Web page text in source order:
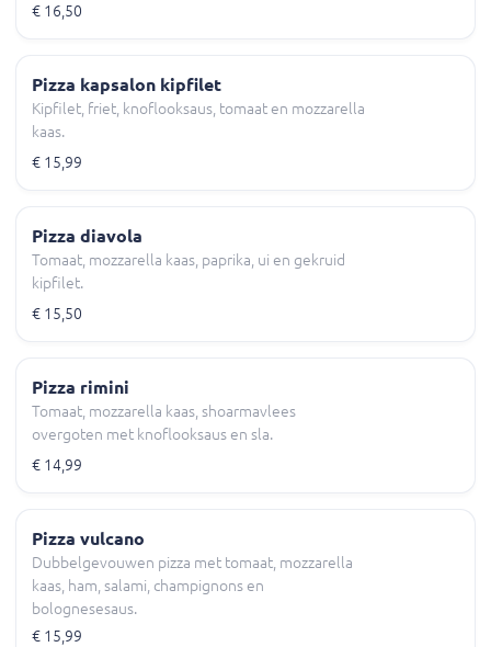
€ 16,50
Pizza kapsalon kipfilet
Kipfilet, friet, knoflooksaus, tomaat en mozzarella
kaas.
€ 15,99
Pizza diavola
Tomaat, mozzarella kaas, paprika, ui en gekruid
kipfilet.
€ 15,50
Pizza rimini
Tomaat, mozzarella kaas, shoarmavlees
overgoten met knoflooksaus en sla.
€ 14,99
Pizza vulcano
Dubbelgevouwen pizza met tomaat, mozzarella
kaas, ham, salami, champignons en
bolognesesaus.
€ 15,99